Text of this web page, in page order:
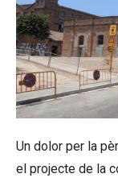
Un dolor per la
el projecte de la